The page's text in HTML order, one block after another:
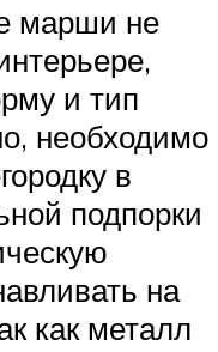
марши не
и тип
необходимо
в
подпорки
на
как металл